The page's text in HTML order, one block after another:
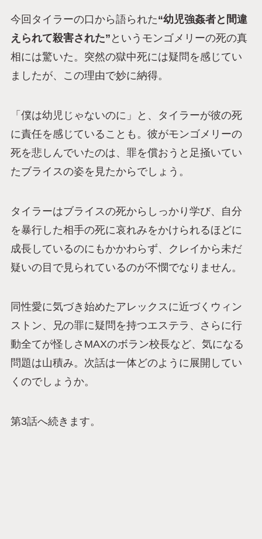
今回タイラーの口から語られた“幼児強姦者と間違
えられて殺害された” というモンゴメリーの死の真
相には驚いた。突然の獄中死には疑問を感じてい
ましたが、この理由で妙に納得。
「僕は幼児じゃないのに」と、タイラーが彼の死
に責任を感じていることも。彼がモンゴメリーの
死を悲しんでいたのは、罪を償おうと足掻いてい
たブライスの姿を見たからでしょう。
タイラーはブライスの死からしっかり学び、自分
を暴行した相手の死に哀れみをかけられるほどに
成長しているのにもかかわらず、クレイから未だ
疑いの目で見られているのが不憫でなりません。
同性愛に気づき始めたアレックスに近づくウィン
ストン、兄の罪に疑問を持つエステラ、さらに行
動全てが怪しさMAXのボラン校長など、気になる
問題は山積み。次話は一体どのように展開してい
くのでしょうか。
第3話へ続きます。